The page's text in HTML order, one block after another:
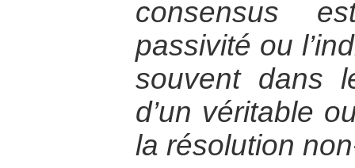
consensus
passivité ou
souvent dans
d’un véritable
la résolution